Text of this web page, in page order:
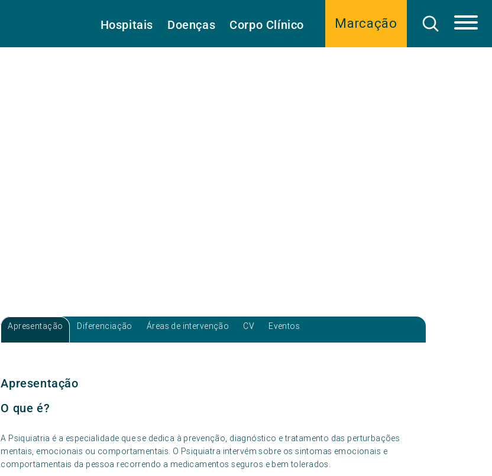
Marcação
Hospitais Doenças Corpo Clínico
Apresentação Diferenciação Áreas de intervenção CV Eventos
Apresentação
O que é?
A Psiquiatria é a especialidade que se dedica à prevenção, diagnóstico e tratamento das perturbações
mentais, emocionais ou comportamentais. O Psiquiatra intervém sobre os sintomas emocionais e
comportamentais da pessoa recorrendo a medicamentos seguros e bem tolerados.